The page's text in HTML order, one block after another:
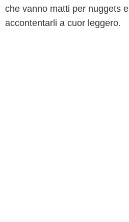
che vanno matti per nuggets e
accontentarli a cuor leggero.